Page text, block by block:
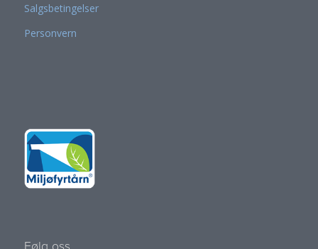
Salgsbetingelser
Personvern